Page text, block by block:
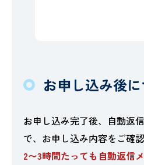
お申し込み後
お申し込み完了後、自動返
で、お申し込み内容をご確認
2〜3時間たっても自動返信